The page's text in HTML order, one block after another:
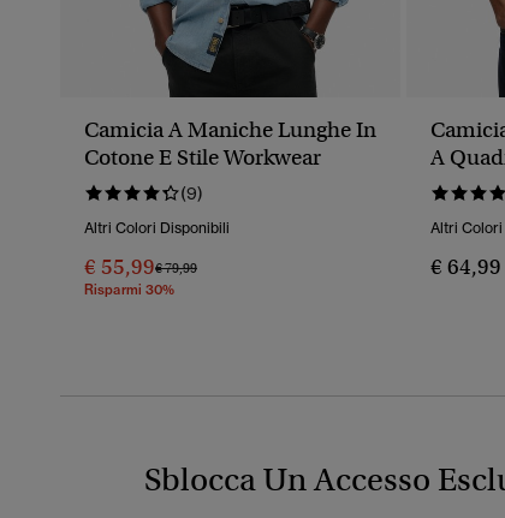
Camicia A Maniche Lunghe In
Cotone E Stile Workwear
(9)
Altri Colori Disponibili
€ 55,99Prezzo Ridotto Da
€ 79,99A
Risparmi 30%
A
Altri
€ 64,99
Sblocca Un Accesso